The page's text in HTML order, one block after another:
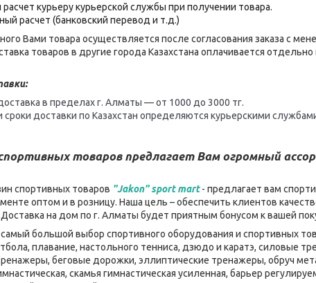
курьеру курьерской службы при получении товара.
расчет (банковский перевод и т.д.)
Вами товара осуществляется после согласования заказа с
товаров в другие города Казахстана оплачивается
в пределах г. Алматы — от 1000 до 3000 тг.
сроки доставки по Казахстан определяются курьерскими
товаров предлагает Вам огромный
спортивных товаров "Jakon" sport mart- предлагает вам
оптом и в розницу. Наша цель – обеспечить клиентов
на дом по г. Алматы будет приятным бонусом к вашей
большой выбор спортивного оборудования и спортивных
плавание, настольного тенниса, дзюдо и каратэ, силовые
беговые дорожки, эллиптические тренажеры, обруч
скамья гимнастическая усиленная, барьер